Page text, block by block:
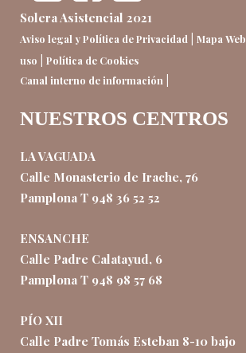
Solera Asistencial 2021
Aviso legal y Política de Privacidad | Mapa Web
uso | Política de Cookies
Canal interno de información |
NUESTROS CENTROS
LA VAGUADA
Calle Monasterio de Irache, 76
Pamplona T 948 36 52 52
ENSANCHE
Calle Padre Calatayud, 6
Pamplona T 948 98 57 68
PÍO XII
Calle Padre Tomás Esteban 8-10 bajo